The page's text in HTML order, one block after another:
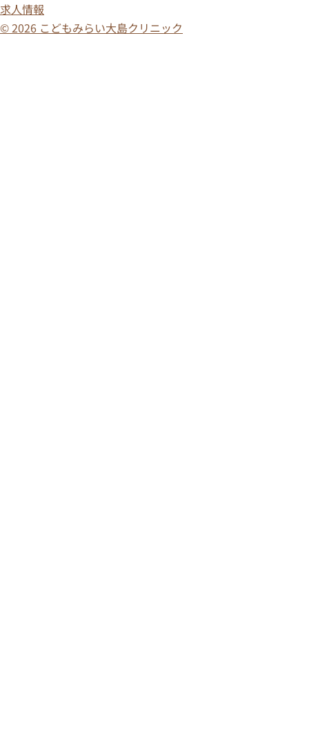
求人情報
© 2026 こどもみらい大島クリニック